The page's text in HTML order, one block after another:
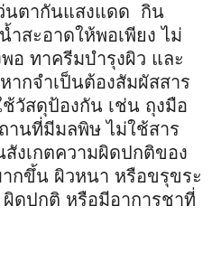
นตากันแสงแดด กิน
สะอาดให้พอเพียง ไม่
อ ทาครีมบำรุงผิว และ
กจำเป็นต้องสัมผัสสาร
ช้วัสดุป้องกัน เช่น ถุงมือ
านที่มีมลพิษ ไม่ใช้สาร
งเกตความผิดปกติของ
กขึ้น ผิวหนา หรือขรุขระ
ดปกติ หรือมีอาการชาที่